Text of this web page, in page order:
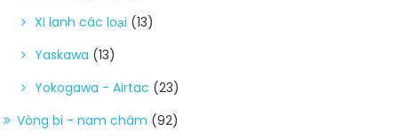
Xi lanh các loại (13)
Yaskawa (13)
Yokogawa - Airtac (23)
Vòng bi - nam châm (92)